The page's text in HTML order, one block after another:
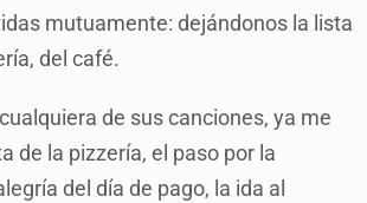
mutuamente: dejándonos la lista
del café.
de sus canciones, ya me
de la pizzería, el paso por la
del día de pago, la ida al